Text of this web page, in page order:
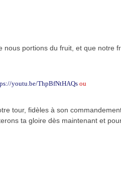
nous portions du fruit, et que notre
youtu.be/ThpBfNtHAQsou
tour, fidèles à son
ta gloire dès maintenant et